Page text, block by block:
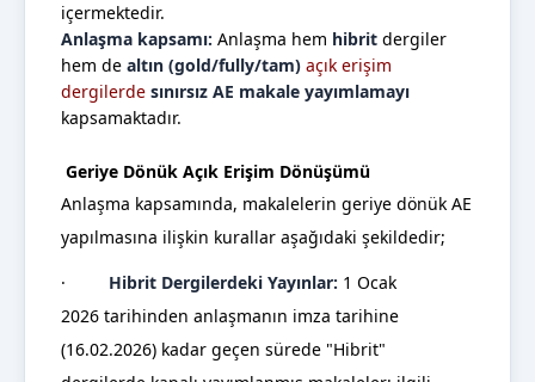
içermektedir.
Anlaşma kapsamı: Anlaşma hem hibrit dergiler
hem de altın (gold/fully/tam) açık erişim
dergilerde sınırsız AE makale yayımlamayı
kapsamaktadır.
Geriye Dönük Açık Erişim Dönüşümü
Anlaşma kapsamında, makalelerin geriye dönük AE
yapılmasına ilişkin kurallar aşağıdaki şekildedir;
· Hibrit Dergilerdeki Yayınlar: 1 Ocak
2026 tarihinden anlaşmanın imza tarihine
(16.02.2026) kadar geçen sürede "Hibrit"